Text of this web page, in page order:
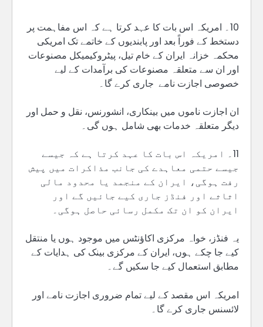
10۔ امریکہ اس بات کا عہد کرتا ہے کہ اس مفاہمت پر
دستخط کے فوراً بعد اور پابندیوں کے خاتمے تک امریکی
محکمہ خزانہ ایران کے خام تیل، پیٹروکیمیکل مصنوعات
اور ان سے متعلقہ مصنوعات کی برآمدات کے لیے
خصوصی اجازت نامے جاری کرے گا۔
ان اجازت ناموں میں بینکاری، انشورنس، نقل و حمل اور
دیگر متعلقہ خدمات بھی شامل ہوں گی۔
11۔ امریکہ اس بات کا عہد کرتا ہے کہ جیسے
جیسے حتمی معاہدے کی جانب مذاکرات میں پیش
رفت ہوگی، ایران کے منجمد یا محدود مالی
اثاثے اور فنڈز جاری کیے جائیں گے اور
ایران کو ان تک مکمل رسائی حاصل ہوگی۔
یہ فنڈز، خواہ مرکزی اکاؤنٹس میں موجود ہوں یا منتقل
کیے جا چکے ہوں، ایران کے مرکزی بینک کی ہدایات کے
مطابق استعمال کیے جا سکیں گے۔
امریکہ اس مقصد کے لیے تمام ضروری اجازت نامے اور
لائسنس جاری کرے گا۔